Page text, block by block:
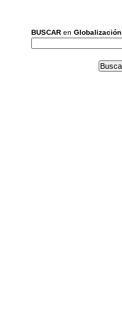
BUSCAR en Globalización